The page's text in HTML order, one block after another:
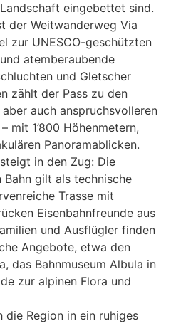
eingebettet sind.
der Weitwanderweg Via
zur UNESCO-geschützten
atemberaubende
und Gletscher
zählt der Pass zu den
auch anspruchsvolleren
mit 1’800 Höhenmetern,
Panoramablicken.
in den Zug: Die
Bahn gilt als technische
Trasse mit
Eisenbahnfreunde aus
und Ausflügler finden
Angebote, etwa den
das Bahnmuseum Albula in
zur alpinen Flora und
Region in ein ruhiges